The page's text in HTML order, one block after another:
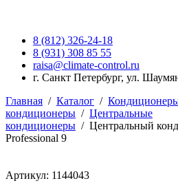
8 (812) 326-24-18
8 (931) 308 85 55
raisa@climate-control.ru
г. Санкт Петербург, ул.
Главная / Каталог /
кондиционеры / Центральные
кондиционеры / Центральный
Professional 9
Артикул: 1144043